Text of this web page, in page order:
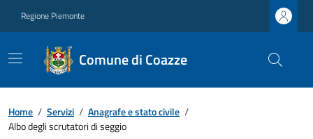
Regione Piemonte
Comune di Coazze
Home / Servizi / Anagrafe e stato civile /
Albo degli scrutatori di seggio